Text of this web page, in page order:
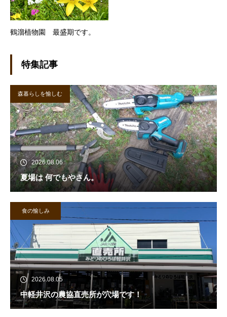
鶴溜植物園 最盛期です。
特集記事
森暮らしを愉しむ
2026.08.06
夏場は 何でもやさん。
食の愉しみ
2026.08.05
中軽井沢の農協直売所が穴場です！